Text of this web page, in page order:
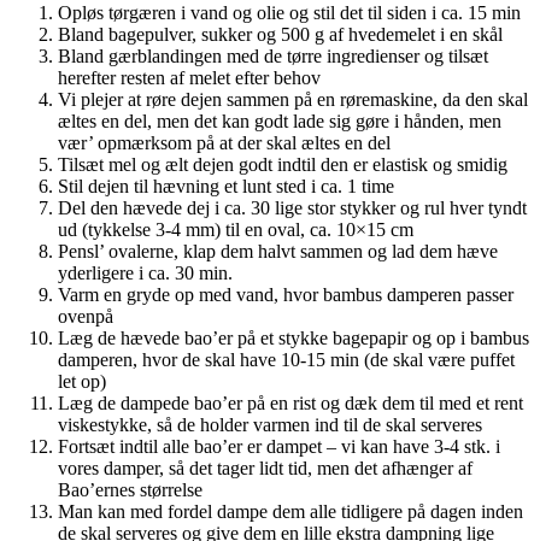
Opløs tørgæren i vand og olie og stil det til siden i ca. 15 min
Bland bagepulver, sukker og 500 g af hvedemelet i en skål
Bland gærblandingen med de tørre ingredienser og tilsæt
herefter resten af melet efter behov
Vi plejer at røre dejen sammen på en røremaskine, da den skal
æltes en del, men det kan godt lade sig gøre i hånden, men
vær’ opmærksom på at der skal æltes en del
Tilsæt mel og ælt dejen godt indtil den er elastisk og smidig
Stil dejen til hævning et lunt sted i ca. 1 time
Del den hævede dej i ca. 30 lige stor stykker og rul hver tyndt
ud (tykkelse 3-4 mm) til en oval, ca. 10×15 cm
Pensl’ ovalerne, klap dem halvt sammen og lad dem hæve
yderligere i ca. 30 min.
Varm en gryde op med vand, hvor bambus damperen passer
ovenpå
Læg de hævede bao’er på et stykke bagepapir og op i bambus
damperen, hvor de skal have 10-15 min (de skal være puffet
let op)
Læg de dampede bao’er på en rist og dæk dem til med et rent
viskestykke, så de holder varmen ind til de skal serveres
Fortsæt indtil alle bao’er er dampet – vi kan have 3-4 stk. i
vores damper, så det tager lidt tid, men det afhænger af
Bao’ernes størrelse
Man kan med fordel dampe dem alle tidligere på dagen inden
de skal serveres og give dem en lille ekstra dampning lige